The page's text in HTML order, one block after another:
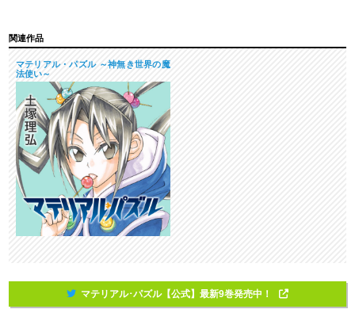
関連作品
マテリアル・パズル ～神無き世界の魔
法使い～
マテリアル･パズル【公式】最新9巻発売中！